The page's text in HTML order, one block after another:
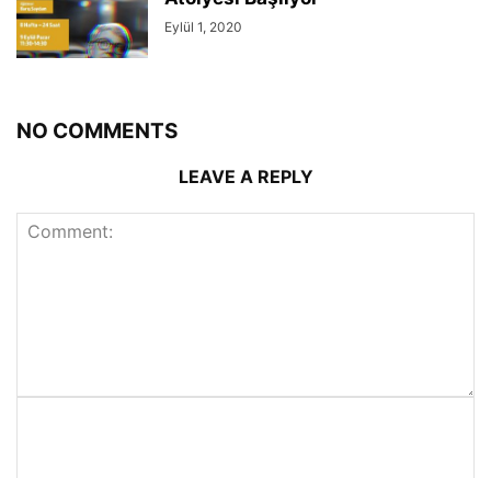
Eylül 1, 2020
NO COMMENTS
LEAVE A REPLY